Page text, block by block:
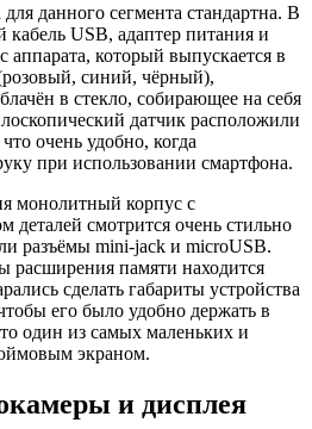
данного сегмента стандартна. В
USB, адаптер питания и
аппарата, который выпускается в
синий, чёрный),
в стекло, собирающее на себя
датчик расположили
очень удобно, когда
при использовании смартфона.
монолитный корпус с
деталей смотрится очень стильно
разъёмы mini-jack и microUSB.
расширения памяти находится
сделать габариты устройства
его было удобно держать в
один из самых маленьких и
экраном.
и дисплея